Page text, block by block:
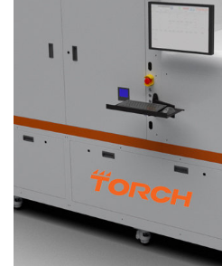
了解更多产品信息，请